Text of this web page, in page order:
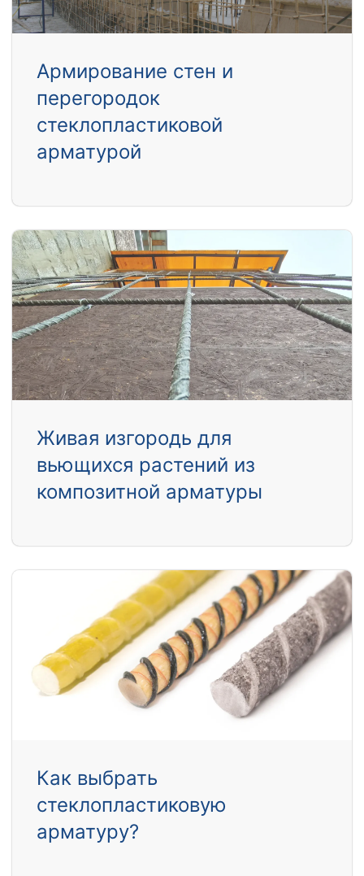
Армирование стен и
перегородок
стеклопластиковой
арматурой
Живая изгородь для
вьющихся растений из
композитной арматуры
Как выбрать
стеклопластиковую
арматуру?